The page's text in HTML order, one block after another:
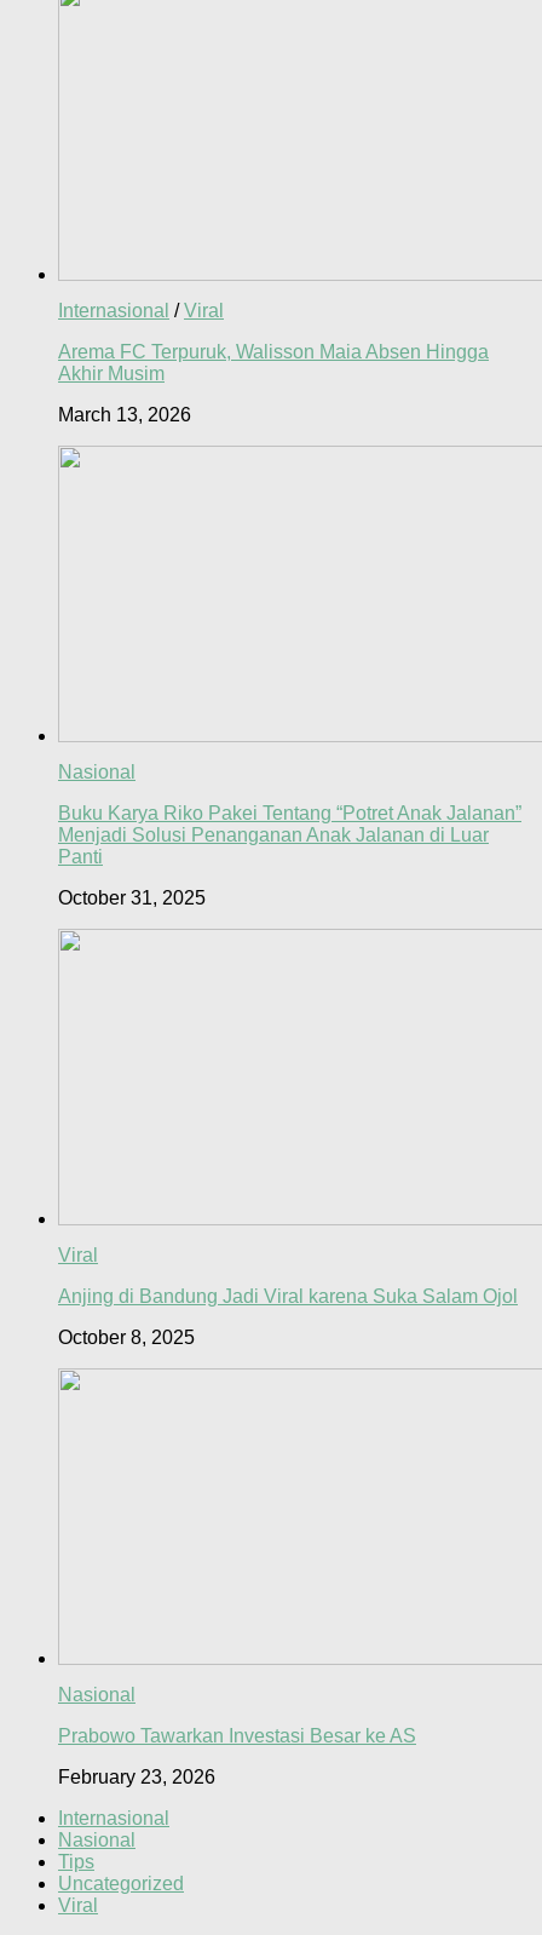
Internasional /Viral
Arema FC Terpuruk, Walisson Maia Absen Hingga
Akhir Musim
March 13, 2026
Nasional
Buku Karya Riko Pakei Tentang “Potret Anak Jalanan”
Menjadi Solusi Penanganan Anak Jalanan di Luar
Panti
October 31, 2025
Viral
Anjing di Bandung Jadi Viral karena Suka Salam Ojol
October 8, 2025
Nasional
Prabowo Tawarkan Investasi Besar ke AS
February 23, 2026
Internasional
Nasional
Tips
Uncategorized
Viral